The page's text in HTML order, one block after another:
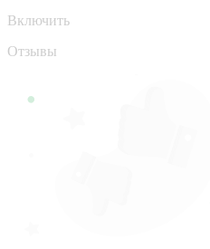
Включить
Отзывы